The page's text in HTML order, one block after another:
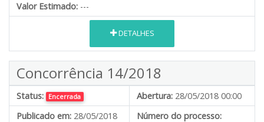
Valor Estimado: ---
DETALHES
Concorrência 14/2018
Status: Encerrada Abertura: 28/05/2018 00:00
Publicado em: 28/05/2018
Número do processo: